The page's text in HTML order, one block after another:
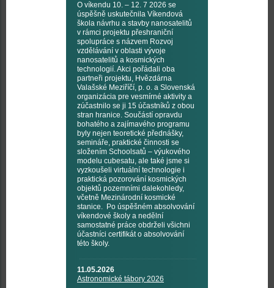
O víkendu 10. – 12. 7 2026 se
úspěšně uskutečnila Víkendová
škola návrhu a stavby nanosatelitů
v rámci projektu přeshraniční
spolupráce s názvem Rozvoj
vzdělávání v oblasti vývoje
nanosatelitů a kosmických
technologií. Akci pořádali oba
partneři projektu, Hvězdárna
Valašské Meziříčí, p. o. a Slovenská
organizácia pre vesmírné aktivity a
zúčastnilo se ji 15 účastníků z obou
stran hranice. Součástí opravdu
bohatého a zajímavého programu
byly nejen teoretické přednášky,
semináře, praktické činnosti se
složením Schoolsatů – výukového
modelu cubesatu, ale také jsme si
vyzkoušeli virtuální technologie i
praktická pozorování kosmických
objektů pozemními dalekohledy,
včetně Mezinárodní kosmické
stanice. Po úspěšném absolvování
víkendové školy a nedělní
samostatné práce obdrželi všichni
účastníci certifikát o absolvování
této školy.
11.05.2026
Astronomické tábory 2026